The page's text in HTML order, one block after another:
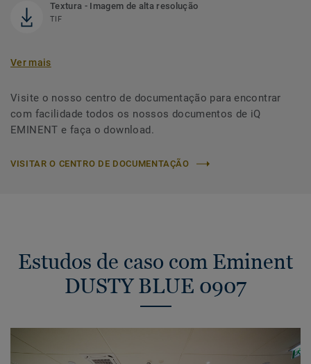
Textura - Imagem de alta resolução
TIF
Ver mais
Visite o nosso centro de documentação para encontrar
com facilidade todos os nossos documentos de iQ
EMINENT e faça o download.
VISITAR O CENTRO DE DOCUMENTAÇÃO
Estudos de caso com Eminent
DUSTY BLUE 0907